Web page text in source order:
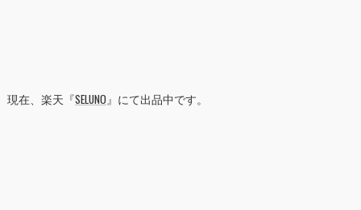
現在、楽天『SELUNO』にて出品中です。